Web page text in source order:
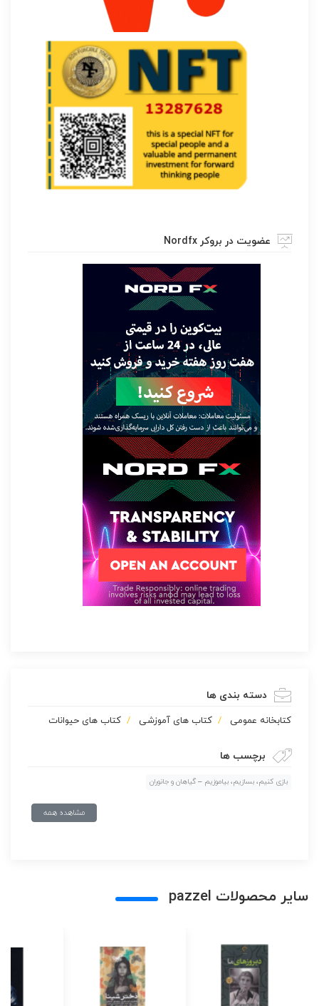
عضویت در بروکر Nordfx
دسته بندی ها
كتابخانه عمومی کتاب های آموزشی کتاب های حیوانات
برچسب ها
بازی کنیم، بسازیم، بیاموزیم – گیاهان و جانوران
مشاهده همه
سایر محصولات pazzel